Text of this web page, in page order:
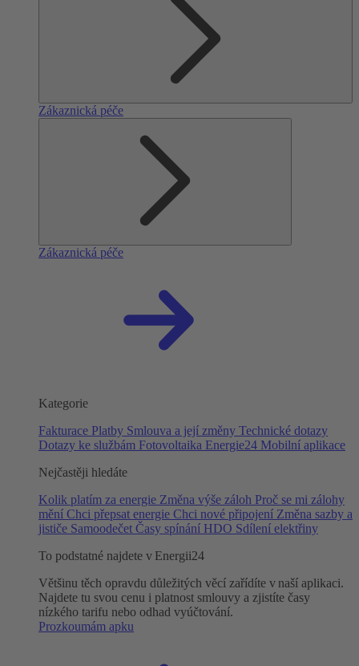
Zákaznická péče
Zákaznická péče
Kategorie
Fakturace Platby Smlouva a její změny Technické dotazy
Dotazy ke službám Fotovoltaika Energie24 Mobilní aplikace
Nejčastěji hledáte
Kolik platím za energie Změna výše záloh Proč se mi zálohy
mění Chci přepsat energie Chci nové připojení Změna sazby a
jističe Samoodečet Časy spínání HDO Sdílení elektřiny
To podstatné najdete v Energii24
Většinu těch opravdu důležitých věcí zařídíte v naší aplikaci.
Najdete tu svou cenu i platnost smlouvy a zjistíte časy
nízkého tarifu nebo odhad vyúčtování.
Prozkoumám apku